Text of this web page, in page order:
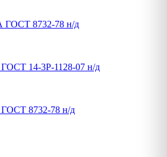
ГОСТ 8732-78 н/д
14-3Р-1128-07 н/д
ГОСТ 8732-78 н/д